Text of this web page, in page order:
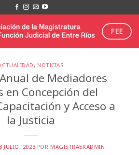
FEE
, NOTICIAS
de Mediadores
en Concepción del
y Acceso a
la Justicia
3 JULIO, 2023 POR MAGISTRAERADMIN